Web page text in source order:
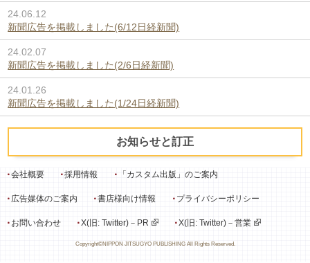
24.06.12
新聞広告を掲載しました(6/12日経新聞)
24.02.07
新聞広告を掲載しました(2/6日経新聞)
24.01.26
新聞広告を掲載しました(1/24日経新聞)
お知らせと訂正
会社概要 採用情報 「カスタム出版」のご案内
広告媒体のご案内 書店様向け情報 プライバシーポリシー
お問い合わせ X(旧: Twitter)－PR X(旧: Twitter)－営業
Copyright©NIPPON JITSUGYO PUBLISHING All Rights Reserved.